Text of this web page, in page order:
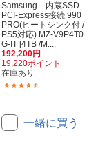
Samsung 内蔵SSD
PCI-Express接続 990
PRO(ヒートシンク付 /
PS5対応) MZ-V9P4T0
G-IT [4TB /M....
192,200円
19,220ポイント
在庫あり
一緒に買う